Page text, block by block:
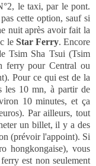
le taxi, par le pont.
cette option, sauf si
nuit après avoir fait la
le Star Ferry. Encore
Tsim Sha Tsui (Tsim
ferry pour Central ou
Pour ce qui est de la
les 10 mn, à partir de
10 minutes, et ça
Par ailleurs, tout
un billet, il y a des
(prévoir l'appoint). Si
hongkongaise), vous
est non seulement